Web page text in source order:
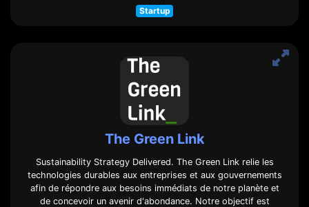
Startup
The Green Link
Sustainability Strategy Delivered. The Green Link relie les
technologies durables aux entreprises et aux gouvernements
afin de répondre aux besoins immédiats de notre planète et
de concevoir un avenir d'abondance. Notre objectif est